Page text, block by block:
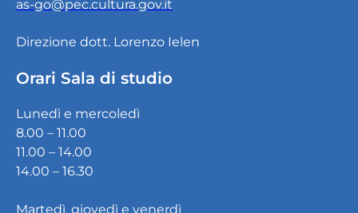
as-go@pec.cultura.gov.it
Direzione dott. Lorenzo Ielen
Orari Sala di studio
Lunedì e mercoledì
8.00 – 11.00
11.00 – 14.00
14.00 – 16.30
Martedì, giovedì e venerdì